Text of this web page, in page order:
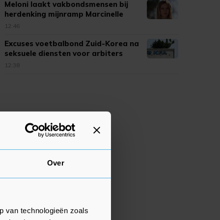
Over
van technologieën zoals
Meloni laakt vakbondsmensen bij
herdenking mijnramp Marcinelle
12:46
Excuses voetbalbond Zuid-Korea na
seksuele diensten voor arbiters
12:38